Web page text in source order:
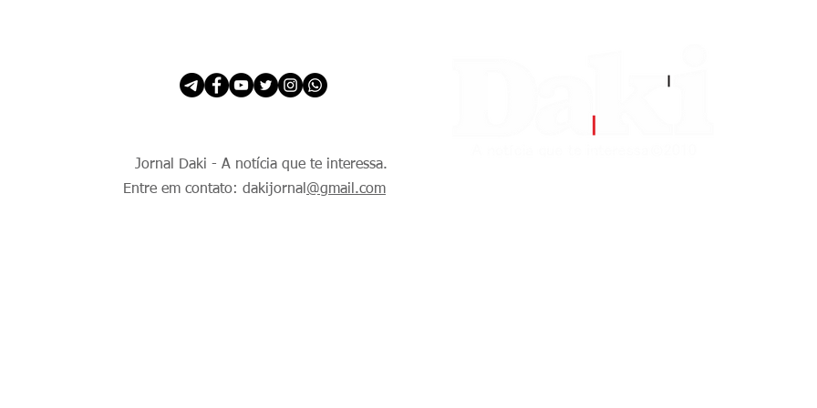
Jornal Daki - A notícia que te interessa.
Entre em contato: dakijornal @gmail.com